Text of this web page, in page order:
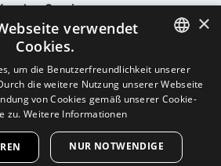
Services
Konto erstellen
Kunde? Einloggen
2026 CNC - Online Shop
GERMAN
×
verwendet
Cookies.
um die Benutzerfreundlichkeit unserer
die weitere Nutzung unserer Webseite
von Cookies gemäß unserer Cookie-
zu. Weitere Informationen
NUR NOTWENDIGE